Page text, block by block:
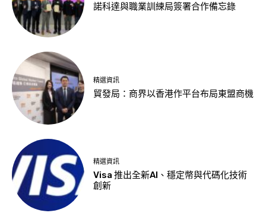
諾科達與職業訓練局簽署合作備忘錄
精選資訊
貿發局：商界以香港作平台布局東盟商機
精選資訊
Visa 推出全新AI、穩定幣與代碼化技術
創新